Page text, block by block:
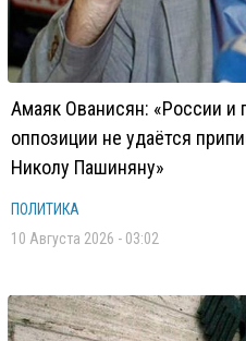
Амаяк Ованисян: «России
оппозиции не удаётся
Николу Пашиняну»
ПОЛИТИКА
10 Августа 2026 - 03:02